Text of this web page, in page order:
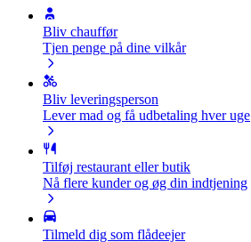
Bliv chauffør
Tjen penge på dine vilkår
Bliv leveringsperson
Lever mad og få udbetaling hver uge
Tilføj restaurant eller butik
Nå flere kunder og øg din indtjening
Tilmeld dig som flådeejer